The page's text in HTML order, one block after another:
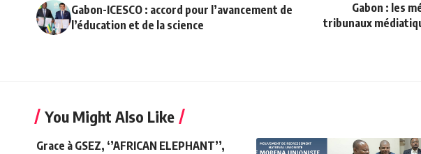
Gabon-ICESCO : accord pour l’avancement de
l’éducation et de la science
Gabon : les
tribunaux
You Might Also Like
Grace à GSEZ, ‘’AFRICAN ELEPHANT’’,